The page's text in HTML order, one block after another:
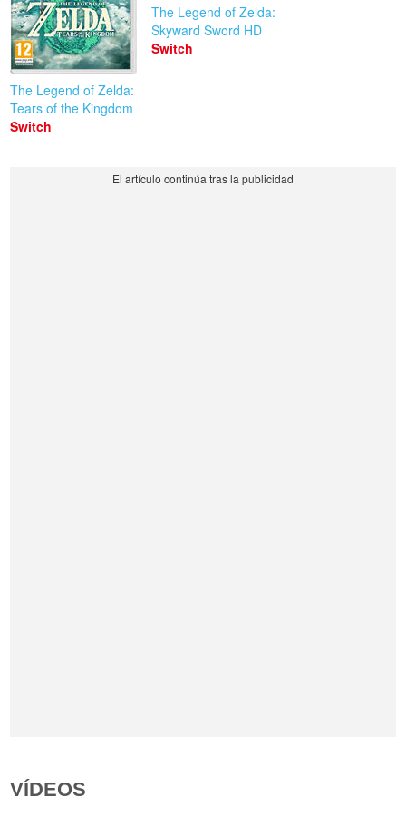
The Legend of Zelda:
Tears of the Kingdom
Switch
The Legend of Zelda:
Skyward Sword HD
Switch
VÍDEOS